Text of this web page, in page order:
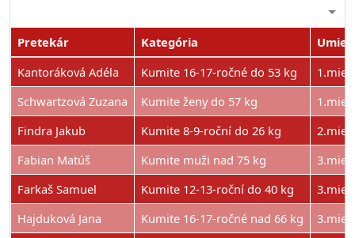
Pretekár Kategória
Kantoráková Adéla
Kumite 16-17-ročné do 53 kg
Schwartzová Zuzana
Kumite ženy do 57 kg
Findra Jakub
Kumite 8-9-roční do 26 kg
Fabian Matúš
Kumite muži nad 75 kg
Farkaš Samuel
Kumite 12-13-roční do 40 kg
Hajduková Jana
Kumite 16-17-ročné nad 66 kg